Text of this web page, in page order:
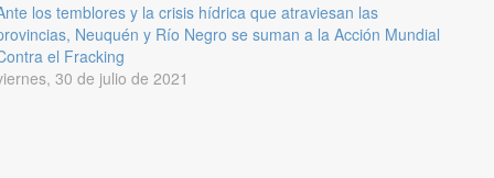
los temblores y la crisis hídrica que atraviesan las
Neuquén y Río Negro se suman a la Acción Mundial
el Fracking
30 de julio de 2021